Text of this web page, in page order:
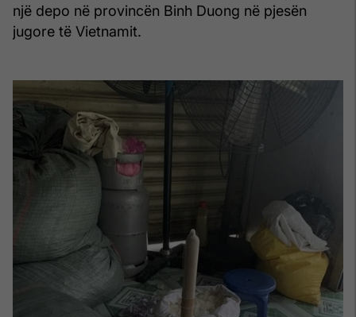
një depo në provincën Binh Duong në pjesën
jugore të Vietnamit.